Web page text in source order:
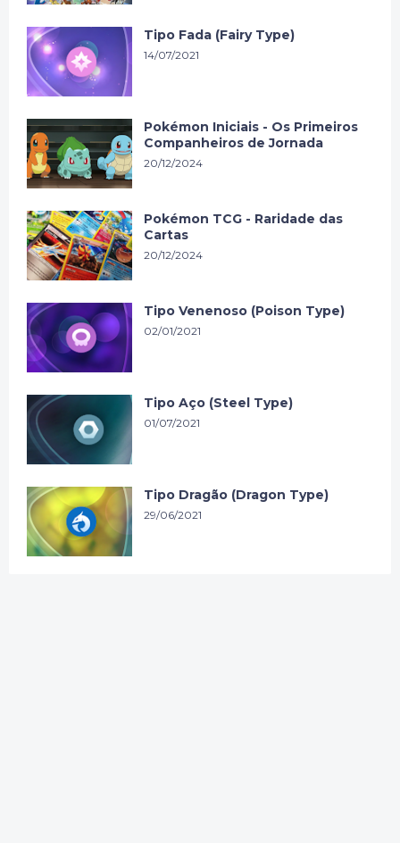
Tipo Fada (Fairy Type)
14/07/2021
Pokémon Iniciais - Os Primeiros
Companheiros de Jornada
20/12/2024
Pokémon TCG - Raridade das
Cartas
20/12/2024
Tipo Venenoso (Poison Type)
02/01/2021
Tipo Aço (Steel Type)
01/07/2021
Tipo Dragão (Dragon Type)
29/06/2021